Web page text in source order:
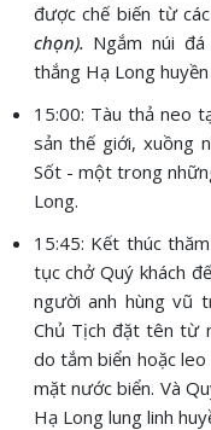
được chế biến từ
chọn). Ngắm núi
thắng Hạ Long
15:00: Tàu thả neo
sản thế giới, xuồng
Sốt - một trong
Long.
15:45: Kết thúc
tục chở Quý khách
người anh hùng vũ
Chủ Tịch đặt tên từ
do tắm biển hoặc
mặt nước biển. Và
Hạ Long lung linh